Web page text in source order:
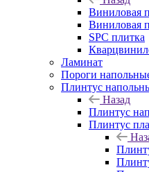
Виниловая
Виниловая
SPC плитка
Ламинат
Пороги
Плинтус
Назад
Плинтус
Плинтус